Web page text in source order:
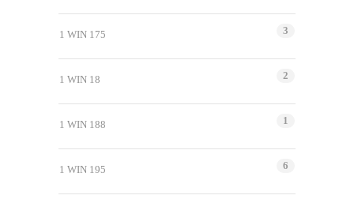
1 WIN 175 3
1 WIN 18 2
1 WIN 188 1
1 WIN 195 6